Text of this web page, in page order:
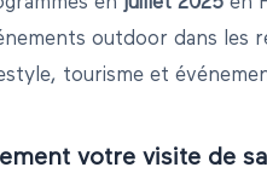
outdoor dans les
tourisme et
votre visite de